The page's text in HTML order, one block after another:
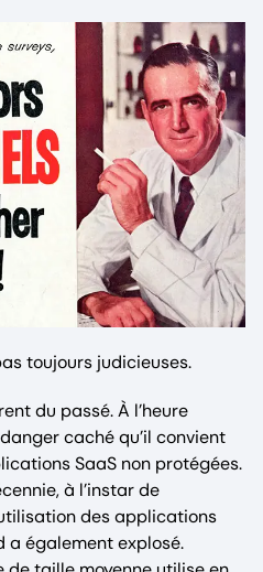
toujours judicieuses.
du passé. À l’heure
caché qu’il convient
SaaS non protégées.
à l’instar de
des applications
a également explosé.